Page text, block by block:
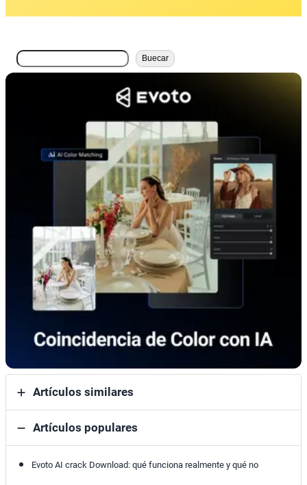
搜
索
Buecar
Artículos similares
Artículos populares
Evoto AI crack Download: qué funciona realmente y qué no